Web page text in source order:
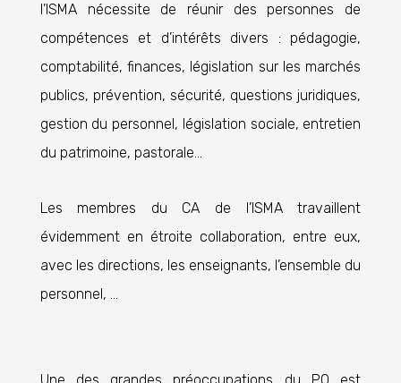
l’ISMA nécessite de réunir des personnes de
compétences et d’intérêts divers : pédagogie,
comptabilité, finances, législation sur les marchés
publics, prévention, sécurité, questions juridiques,
gestion du personnel, législation sociale, entretien
du patrimoine, pastorale…
Les membres du CA de l’ISMA travaillent
évidemment en étroite collaboration, entre eux,
avec les directions, les enseignants, l’ensemble du
personnel, …